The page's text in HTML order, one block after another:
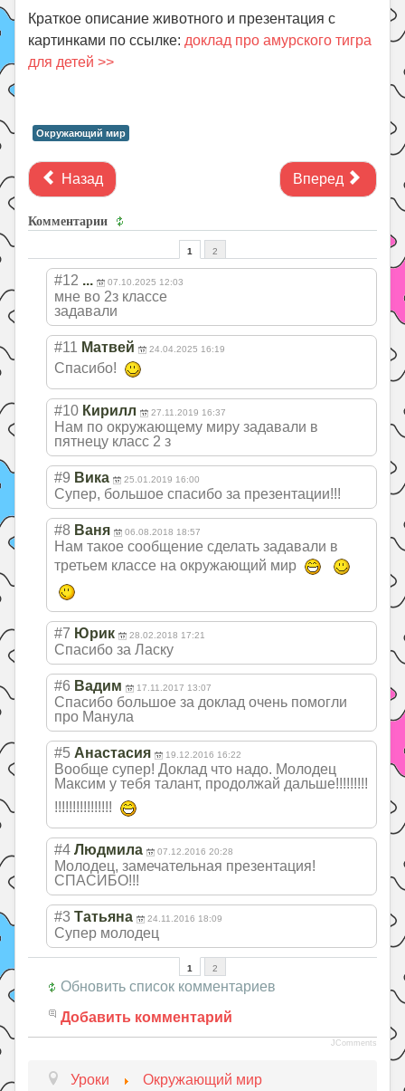
Краткое описание животного и презентация с
картинками по ссылке: доклад про амурского тигра
для детей >>
Окружающий мир
Назад Вперед
Комментарии
1 2
#12 ... 07.10.2025 12:03
мне во 2з классе
задавали
#11 Матвей 24.04.2025 16:19
Спасибо!
#10 Кирилл 27.11.2019 16:37
Нам по окружающему миру задавали в
пятнецу класс 2 з
#9 Вика 25.01.2019 16:00
Супер, большое спасибо за презентации!!!
#8 Ваня 06.08.2018 18:57
Нам такое сообщение сделать задавали в
третьем классе на окружающий мир
#7 Юрик 28.02.2018 17:21
Спасибо за Ласку
#6 Вадим 17.11.2017 13:07
Спасибо большое за доклад очень помогли
про Манула
#5 Анастасия 19.12.2016 16:22
Вообще супер! Доклад что надо. Молодец
Максим у тебя талант, продолжай дальше!!!!!!!!!
!!!!!!!!!!!!!!!!
#4 Людмила 07.12.2016 20:28
Молодец, замечательная презентация!
СПАСИБО!!!
#3 Татьяна 24.11.2016 18:09
Супер молодец
1 2
Обновить список комментариев
Добавить комментарий
JComments
Уроки Окружающий мир